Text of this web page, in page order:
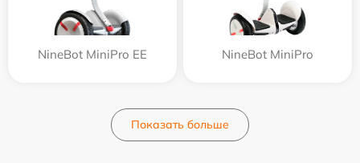
NineBot MiniPro EE NineBot MiniPro
Показать больше